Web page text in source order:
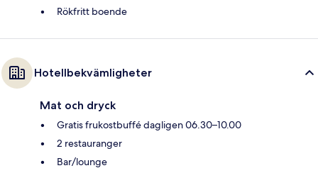
Rökfritt boende
Hotellbekvämligheter
Mat och dryck
Gratis frukostbuffé dagligen 06.30–10.00
2 restauranger
Bar/lounge